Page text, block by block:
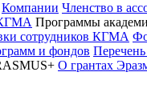
Компании Членство в
КГМА Программы
сотрудников КГМА
и фондов
О грантах